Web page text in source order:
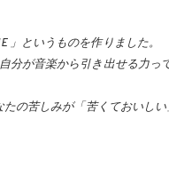
」というものを作りました。
分が音楽から引き出せる力っ
の苦しみが「苦くておいしい